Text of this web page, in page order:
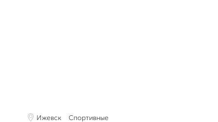
Ижевск Спортивные